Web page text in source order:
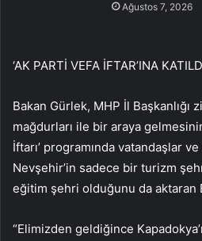
Ağustos 7, 2026
‘AK PARTİ VEFA İFTAR’INA
Bakan Gürlek, MHP İl Başkanlığı
mağdurları ile bir araya
İftarı’ programında vatandaşlar
Nevşehir’in sadece bir turizm
eğitim şehri olduğunu da aktaran
“Elimizden geldiğince